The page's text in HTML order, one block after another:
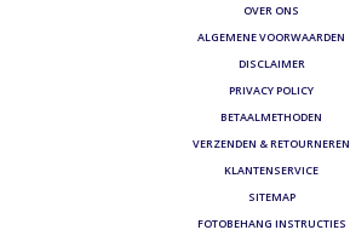
OVER ONS
ALGEMENE VOORWAARDEN
DISCLAIMER
PRIVACY POLICY
BETAALMETHODEN
VERZENDEN & RETOURNEREN
KLANTENSERVICE
SITEMAP
FOTOBEHANG INSTRUCTIES